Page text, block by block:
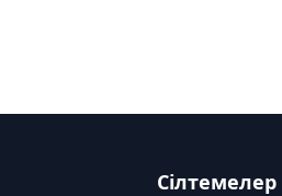
Сілтемелер